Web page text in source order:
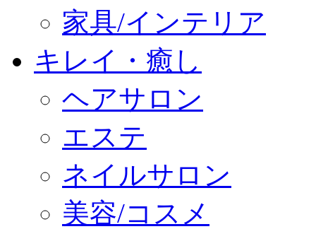
家具/インテリア
キレイ・癒し
ヘアサロン
エステ
ネイルサロン
美容/コスメ